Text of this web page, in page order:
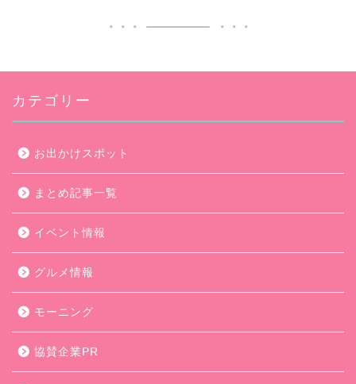
カテゴリー
お出かけスポット
まとめ記事一覧
イベント情報
グルメ情報
モーニング
協賛企業PR